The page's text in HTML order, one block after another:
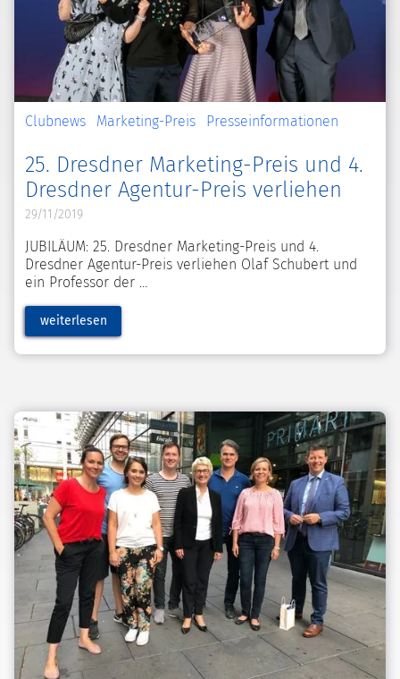
Clubnews Marketing-Preis Presseinformationen
25. Dresdner Marketing-Preis und 4.
Dresdner Agentur-Preis verliehen
29/11/2019
JUBILÄUM: 25. Dresdner Marketing-Preis und 4.
Dresdner Agentur-Preis verliehen Olaf Schubert und
ein Professor der
weiterlesen